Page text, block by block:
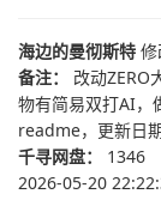
海边的曼彻斯特 修
备注： 改动ZERO
物有简易双打AI，
readme，更新日
千寻网盘： 1346
2026-05-20